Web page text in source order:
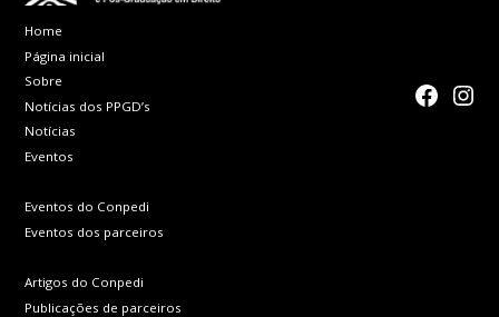
Home
Página inicial
Sobre
Notícias dos PPGD’s
Notícias
Eventos
Eventos do Conpedi
Eventos dos parceiros
Artigos do Conpedi
Publicações de parceiros